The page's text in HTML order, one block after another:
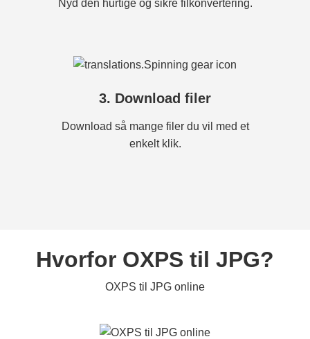
Nyd den hurtige og sikre filkonvertering.
3. Download filer
Download så mange filer du vil med et
enkelt klik.
Hvorfor OXPS til JPG?
OXPS til JPG online